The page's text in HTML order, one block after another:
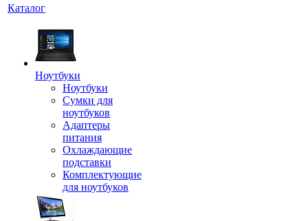
Каталог
Ноутбуки
Ноутбуки
Сумки для
ноутбуков
Адаптеры
питания
Охлаждающие
подставки
Комплектующие
для ноутбуков